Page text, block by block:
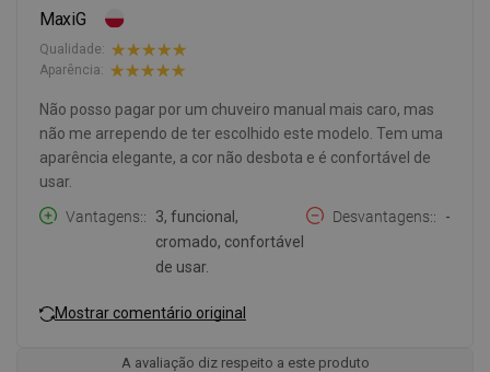
MaxiG
Qualidade:
Aparência:
Não posso pagar por um chuveiro manual mais caro, mas
não me arrependo de ter escolhido este modelo. Tem uma
aparência elegante, a cor não desbota e é confortável de
usar.
Vantagens:
3, funcional,
cromado, confortável
de usar.
Desvantagens: -
Mostrar comentário original
A avaliação diz respeito a este produto